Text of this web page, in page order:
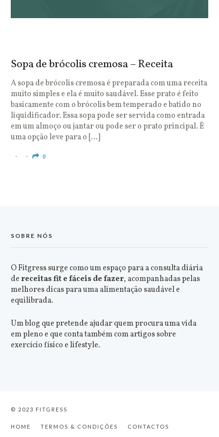
Sopa de brócolis cremosa – Receita
A sopa de brócolis cremosa é preparada com uma receita
muito simples e ela é muito saudável. Esse prato é feito
basicamente com o brócolis bem temperado e batido no
liquidificador. Essa sopa pode ser servida como entrada
em um almoço ou jantar ou pode ser o prato principal. É
uma opção leve para o […]
0
SOBRE NÓS
O Fitgress surge como um espaço para a consulta diária
dereceitas fit e fáceis de fazer, acompanhadas pelas
melhores dicas para uma alimentação saudável e
equilibrada.
Um blog que pretende ajudar quem procura uma vida
em pleno e que conta também com artigos sobre
exercício físico e lifestyle.
© 2023 FITGRESS
HOME TERMOS & CONDIÇÕES CONTACTOS